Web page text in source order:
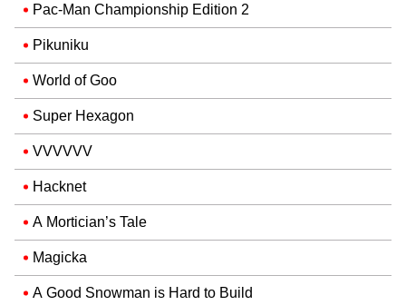
Pac-Man Championship Edition 2
Pikuniku
World of Goo
Super Hexagon
VVVVVV
Hacknet
A Mortician’s Tale
Magicka
A Good Snowman is Hard to Build